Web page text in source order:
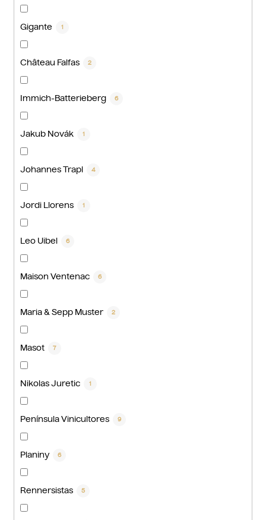
Gigante 1
Château Falfas 2
Immich-Batterieberg 6
Jakub Novák 1
Johannes Trapl 4
Jordi Llorens 1
Leo Uibel 6
Maison Ventenac 6
Maria & Sepp Muster 2
Masot 7
Nikolas Juretic 1
Península Vinicultores 9
Planiny 6
Rennersistas 5